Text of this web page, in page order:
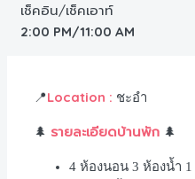
เช็คอิน/เช็คเอาท์
2:00 PM/11:00 AM
📍Location : ชะอำ
🌲 รายละเอียดบ้านพัก 🌲
4 ห้องนอน 3 ห้องน้ำ 1